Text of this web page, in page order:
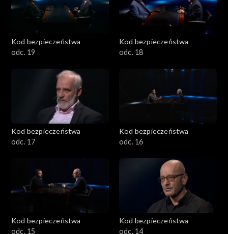
Kod bezpieczeństwa
odc. 19
Kod bezpieczeństwa
odc. 18
Kod bezpieczeństwa
odc. 17
Kod bezpieczeństwa
odc. 16
Kod bezpieczeństwa
odc. 15
Kod bezpieczeństwa
odc. 14